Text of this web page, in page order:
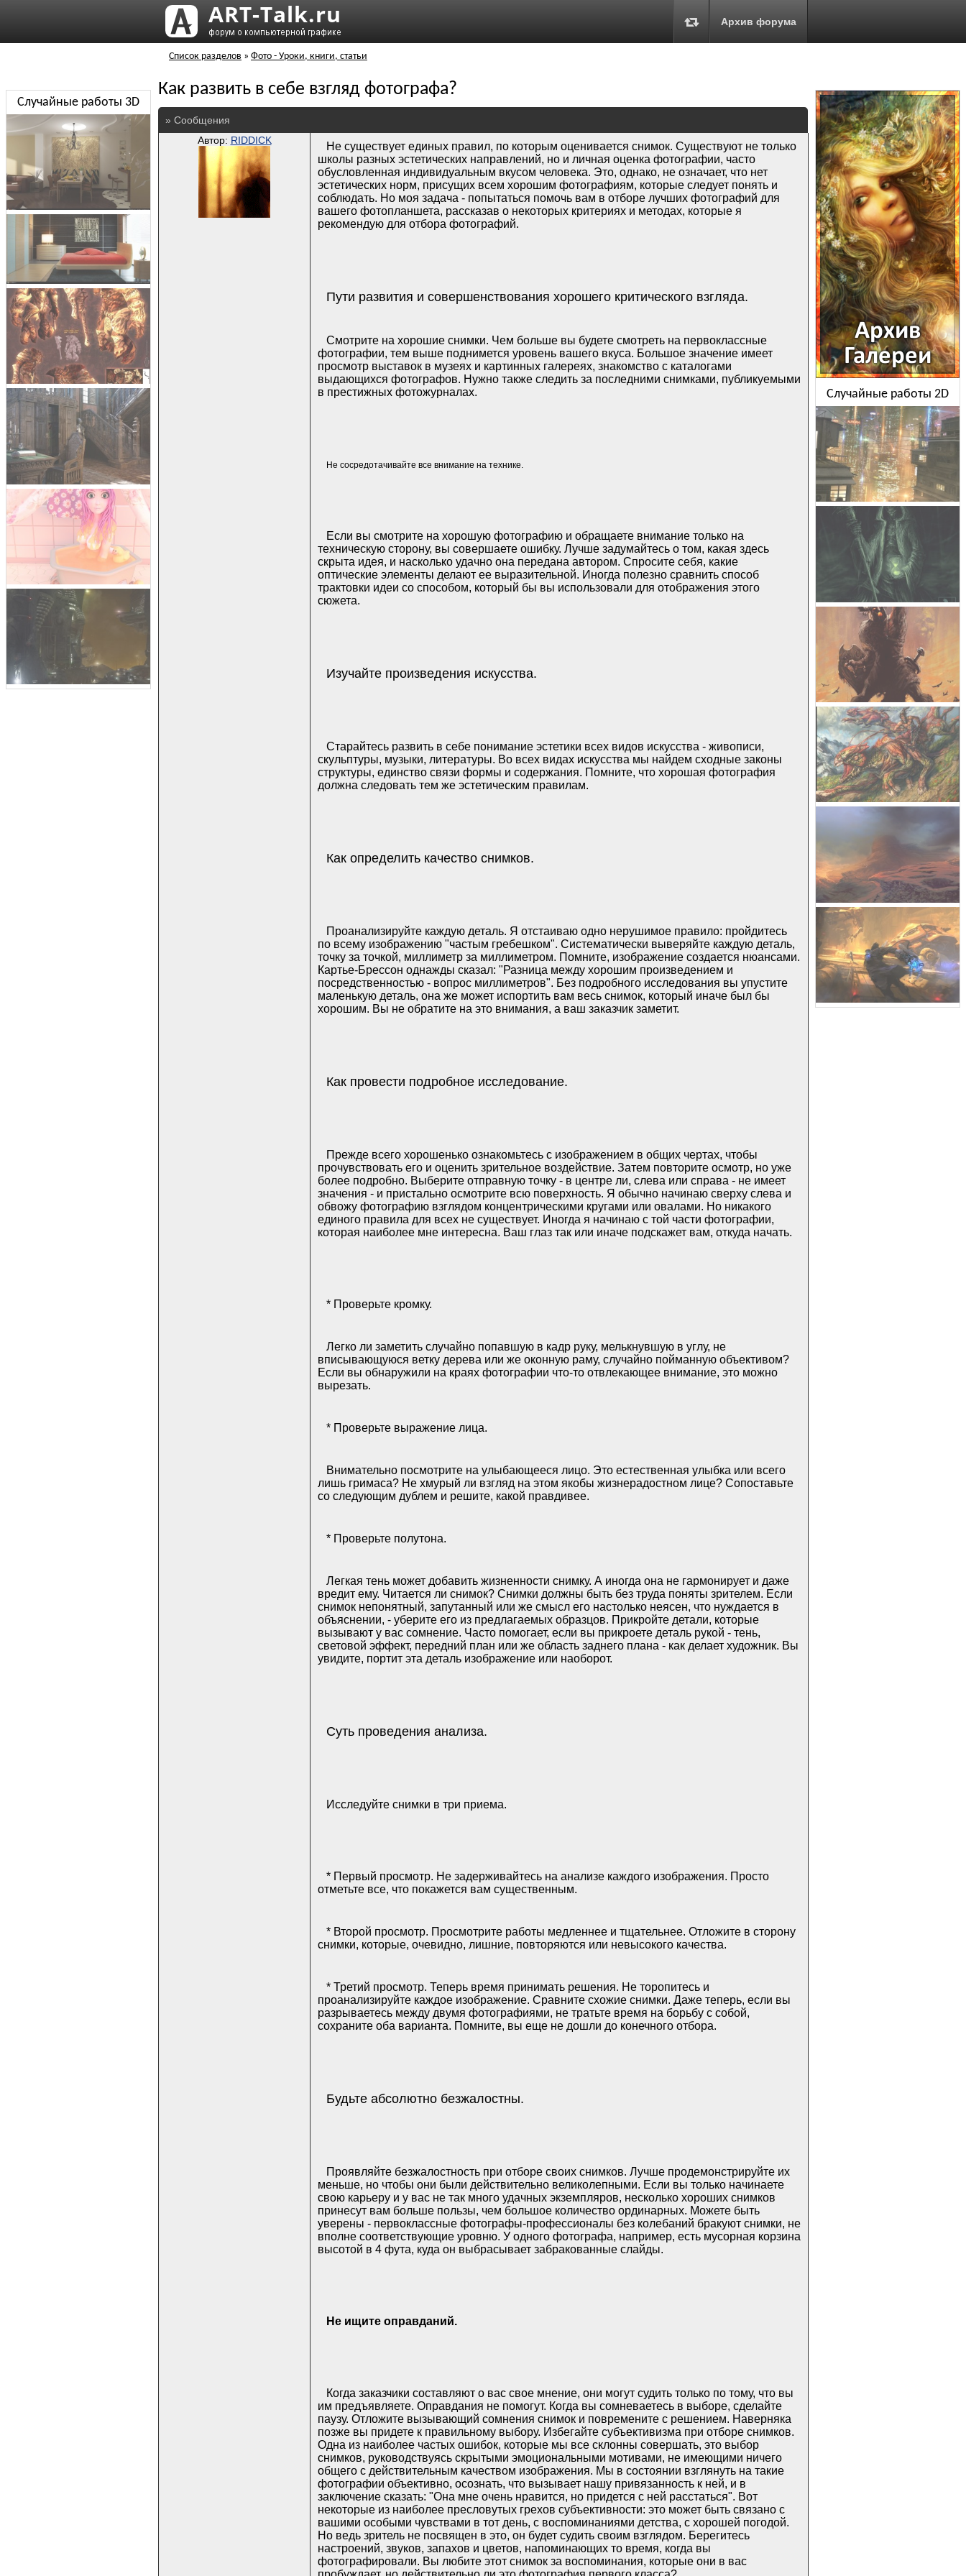
Архив форума
Список разделов » Фото - Уроки, книги, статьи
Как развить в себе взгляд фотографа?
» Сообщения
Автор: RIDDICK
Не существует единых правил, по которым оценивается снимок. Существуют не только
школы разных эстетических направлений, но и личная оценка фотографии, часто
обусловленная индивидуальным вкусом человека. Это, однако, не означает, что нет
эстетических норм, присущих всем хорошим фотографиям, которые следует понять и
соблюдать. Но моя задача - попытаться помочь вам в отборе лучших фотографий для
вашего фотопланшета, рассказав о некоторых критериях и методах, которые я
рекомендую для отбора фотографий.
Пути развития и совершенствования хорошего критического взгляда.
Смотрите на хорошие снимки. Чем больше вы будете смотреть на первоклассные
фотографии, тем выше поднимется уровень вашего вкуса. Большое значение имеет
просмотр выставок в музеях и картинных галереях, знакомство с каталогами
выдающихся фотографов. Нужно также следить за последними снимками, публикуемыми
в престижных фотожурналах.
Не сосредотачивайте все внимание на технике.
Если вы смотрите на хорошую фотографию и обращаете внимание только на
техническую сторону, вы совершаете ошибку. Лучше задумайтесь о том, какая здесь
скрыта идея, и насколько удачно она передана автором. Спросите себя, какие
оптические элементы делают ее выразительной. Иногда полезно сравнить способ
трактовки идеи со способом, который бы вы использовали для отображения этого
сюжета.
Изучайте произведения искусства.
Старайтесь развить в себе понимание эстетики всех видов искусства - живописи,
скульптуры, музыки, литературы. Во всех видах искусства мы найдем сходные законы
структуры, единство связи формы и содержания. Помните, что хорошая фотография
должна следовать тем же эстетическим правилам.
Как определить качество снимков.
Проанализируйте каждую деталь. Я отстаиваю одно нерушимое правило: пройдитесь
по всему изображению "частым гребешком". Систематически выверяйте каждую деталь,
точку за точкой, миллиметр за миллиметром. Помните, изображение создается нюансами.
Картье-Брессон однажды сказал: "Разница между хорошим произведением и
посредственностью - вопрос миллиметров". Без подробного исследования вы упустите
маленькую деталь, она же может испортить вам весь снимок, который иначе был бы
хорошим. Вы не обратите на это внимания, а ваш заказчик заметит.
Как провести подробное исследование.
Прежде всего хорошенько ознакомьтесь с изображением в общих чертах, чтобы
прочувствовать его и оценить зрительное воздействие. Затем повторите осмотр, но уже
более подробно. Выберите отправную точку - в центре ли, слева или справа - не имеет
значения - и пристально осмотрите всю поверхность. Я обычно начинаю сверху слева и
обвожу фотографию взглядом концентрическими кругами или овалами. Но никакого
единого правила для всех не существует. Иногда я начинаю с той части фотографии,
которая наиболее мне интересна. Ваш глаз так или иначе подскажет вам, откуда начать.
* Проверьте кромку.
Легко ли заметить случайно попавшую в кадр руку, мелькнувшую в углу, не
вписывающуюся ветку дерева или же оконную раму, случайно пойманную объективом?
Если вы обнаружили на краях фотографии что-то отвлекающее внимание, это можно
вырезать.
* Проверьте выражение лица.
Внимательно посмотрите на улыбающееся лицо. Это естественная улыбка или всего
лишь гримаса? Не хмурый ли взгляд на этом якобы жизнерадостном лице? Сопоставьте
со следующим дублем и решите, какой правдивее.
* Проверьте полутона.
Легкая тень может добавить жизненности снимку. А иногда она не гармонирует и даже
вредит ему. Читается ли снимок? Снимки должны быть без труда поняты зрителем. Если
снимок непонятный, запутанный или же смысл его настолько неясен, что нуждается в
объяснении, - уберите его из предлагаемых образцов. Прикройте детали, которые
вызывают у вас сомнение. Часто помогает, если вы прикроете деталь рукой - тень,
световой эффект, передний план или же область заднего плана - как делает художник. Вы
увидите, портит эта деталь изображение или наоборот.
Суть проведения анализа.
Исследуйте снимки в три приема.
* Первый просмотр. Не задерживайтесь на анализе каждого изображения. Просто
отметьте все, что покажется вам существенным.
* Второй просмотр. Просмотрите работы медленнее и тщательнее. Отложите в сторону
снимки, которые, очевидно, лишние, повторяются или невысокого качества.
* Третий просмотр. Теперь время принимать решения. Не торопитесь и
проанализируйте каждое изображение. Сравните схожие снимки. Даже теперь, если вы
разрываетесь между двумя фотографиями, не тратьте время на борьбу с собой,
сохраните оба варианта. Помните, вы еще не дошли до конечного отбора.
Будьте абсолютно безжалостны.
Проявляйте безжалостность при отборе своих снимков. Лучше продемонстрируйте их
меньше, но чтобы они были действительно великолепными. Если вы только начинаете
свою карьеру и у вас не так много удачных экземпляров, несколько хороших снимков
принесут вам больше пользы, чем большое количество ординарных. Можете быть
уверены - первоклассные фотографы-профессионалы без колебаний бракуют снимки, не
вполне соответствующие уровню. У одного фотографа, например, есть мусорная корзина
высотой в 4 фута, куда он выбрасывает забракованные слайды.
Не ищите оправданий.
Когда заказчики составляют о вас свое мнение, они могут судить только по тому, что вы
им предъявляете. Оправдания не помогут. Когда вы сомневаетесь в выборе, сделайте
паузу. Отложите вызывающий сомнения снимок и повремените с решением. Наверняка
позже вы придете к правильному выбору. Избегайте субъективизма при отборе снимков.
Одна из наиболее частых ошибок, которые мы все склонны совершать, это выбор
снимков, руководствуясь скрытыми эмоциональными мотивами, не имеющими ничего
общего с действительным качеством изображения. Мы в состоянии взглянуть на такие
фотографии объективно, осознать, что вызывает нашу привязанность к ней, и в
заключение сказать: "Она мне очень нравится, но придется с ней расстаться". Вот
некоторые из наиболее пресловутых грехов субъективности: это может быть связано с
вашими особыми чувствами в тот день, с воспоминаниями детства, с хорошей погодой.
Но ведь зритель не посвящен в это, он будет судить своим взглядом. Берегитесь
настроений, звуков, запахов и цветов, напоминающих то время, когда вы
фотографировали. Вы любите этот снимок за воспоминания, которые они в вас
Случайные работы 3D
Случайные работы 2D